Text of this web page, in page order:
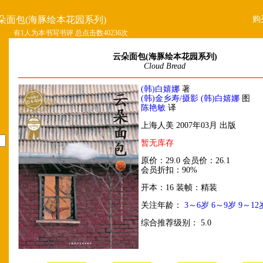
面包(海豚绘本花园系列)
有1人为本书写书评 总点击数40236次
云朵面包(海豚绘本花园系列)
Cloud Bread
(韩)白嬉娜 著
(韩)金乡寿/摄影 (韩)白嬉娜 图
陈艳敏 译
上海人美 2007年03月 出版
暂无库存
原价：29.0 会员价：26.1
会员折扣：90%
开本：16 装帧：精装
关注年龄： 3～6岁 6～9岁 9～12
综合推荐级别： 5.0